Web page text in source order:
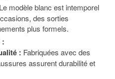
Le modèle blanc est intemporel
des sorties
plus formels.
:
: Fabriquées avec des
assurent durabilité et